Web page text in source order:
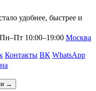
удобнее, быстрее и
Пн–Пт 10:00–19:00 Москва
Контакты ВК WhatsApp
→